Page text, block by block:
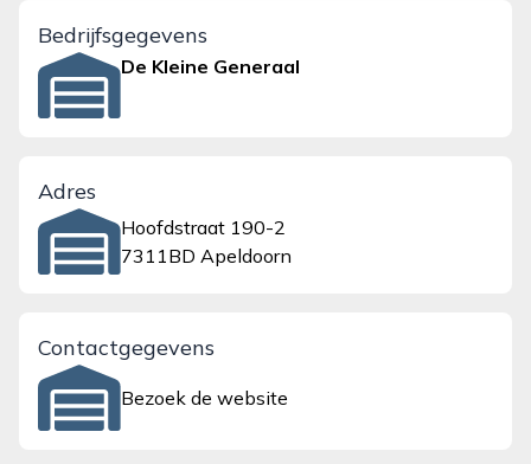
Bedrijfsgegevens
De Kleine Generaal
Adres
Hoofdstraat 190-2
7311BD Apeldoorn
Contactgegevens
Bezoek de website